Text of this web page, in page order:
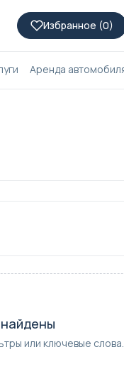
Избранное (0)
Аренда
или ключевые слова.